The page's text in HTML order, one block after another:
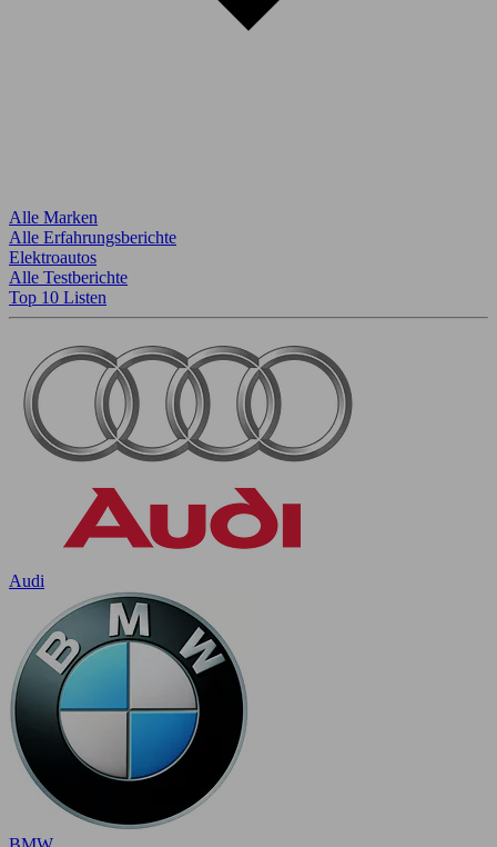
Alle Marken
Alle Erfahrungsberichte
Elektroautos
Alle Testberichte
Top 10 Listen
Audi